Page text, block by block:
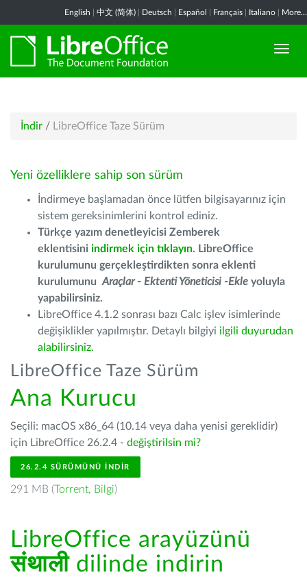
English 中文 (简体) Deutsch Español Français Italiano More...
İndir / LibreOffice Taze Sürüm
Yeni özelliklere sahip son sürüm
İndirmeye başlamadan önce lütfen bilgisayarınız için
sistem gereksinimlerini kontrol ediniz.
Türkçe yazım denetleyicisi Zemberek
eklentisini indirmek için tıklayın. LibreOffice
kurulumunu gerçekleştirdikten sonra eklenti
kurulumunu Araçlar - Ektenti Yöneticisi -Ekle yoluyla
yapabilirsiniz.
LibreOffice 4.1.2 sonrası bazı Calc işlev isimlerinde
değişiklikler yapılmıştır. Detaylı bilgiyi ilgili duyurudan
alabilirsiniz.
LibreOffice Taze Sürüm
Ana Kurucu
Seçili: macOS x86_64 (10.14 veya daha yenisi gereklidir)
için LibreOffice 26.2.4 - değiştirilsin mi?
26.2.4 SÜRÜMÜNÜ İNDIR
291 MB (Torrent, Bilgi)
LibreOffice arayüzünü
संथालीdilinde indirin